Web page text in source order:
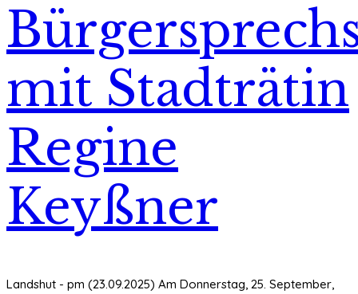
mit Stadträtin
Regine
Keyßner
Landshut - pm (23.09.2025) Am Donnerstag, 25. September,